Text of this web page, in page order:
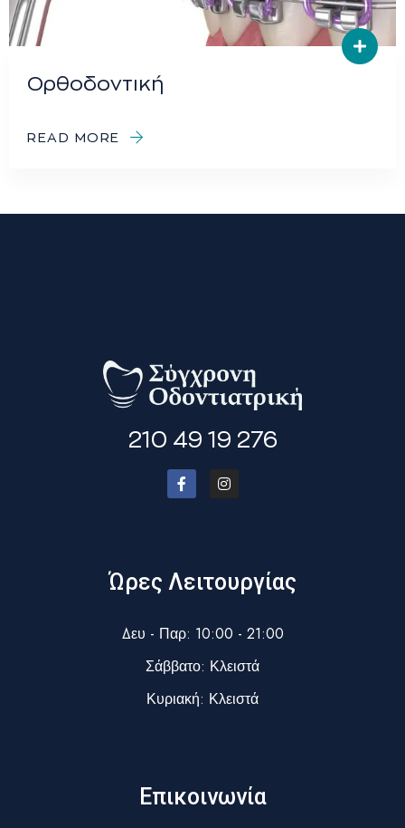
Ορθοδοντική
READ MORE
210 49 19 276
Ώρες Λειτουργίας
Δευ - Παρ: 10:00 - 21:00
Σάββατο: Κλειστά
Κυριακή: Κλειστά
Επικοινωνία